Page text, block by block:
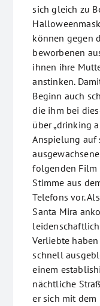
sich gleich zu
können gegen
beworbenen
ihnen ihre
anstinken.
Beginn auch
die ihm bei
über „drinking
Anspielung auf
folgenden Film
Stimme aus
Telefons vor.
Santa Mira
Verliebte
schnell
einem
nächtliche
er sich mit